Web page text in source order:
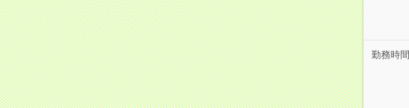
勤務時間